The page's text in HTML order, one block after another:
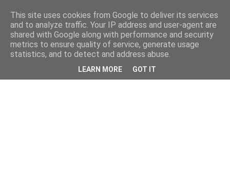
This site uses cookies from Google to deliver its services
and to analyze traffic. Your IP address and user-agent are
shared with Google along with performance and security
metrics to ensure quality of service, generate usage
statistics, and to detect and address abuse.
LEARN MORE GOT IT